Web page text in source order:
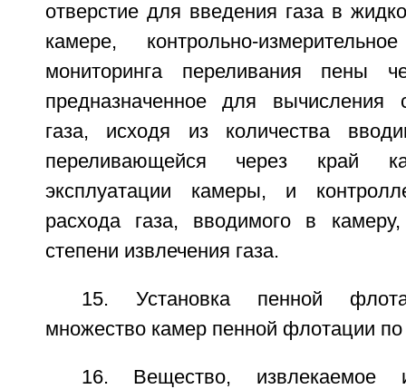
отверстие для введения газа в
камере, контрольно-
мониторинга переливания пены
предназначенное для вычисления
газа, исходя из количества
переливающейся через край
эксплуатации камеры, и
расхода газа, вводимого в
степени извлечения газа.
15. Установка пенной
множество камер пенной флотации по
16. Вещество, извлекаемое